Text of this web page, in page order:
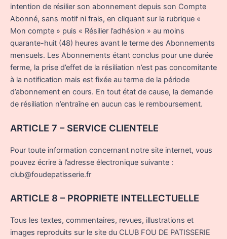
intention de résilier son abonnement depuis son Compte
Abonné, sans motif ni frais, en cliquant sur la rubrique «
Mon compte » puis « Résilier l’adhésion » au moins
quarante-huit (48) heures avant le terme des Abonnements
mensuels. Les Abonnements étant conclus pour une durée
ferme, la prise d’effet de la résiliation n’est pas concomitante
à la notification mais est fixée au terme de la période
d’abonnement en cours. En tout état de cause, la demande
de résiliation n’entraîne en aucun cas le remboursement.
ARTICLE 7 – SERVICE CLIENTELE
Pour toute information concernant notre site internet, vous
pouvez écrire à l’adresse électronique suivante :
club@foudepatisserie.fr
ARTICLE 8 – PROPRIETE INTELLECTUELLE
Tous les textes, commentaires, revues, illustrations et
images reproduits sur le site du CLUB FOU DE PATISSERIE